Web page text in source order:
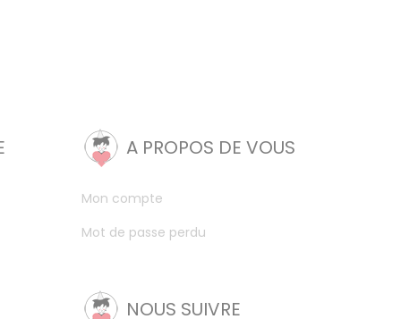
A PROPOS DE VOUS
Mon compte
Mot de passe perdu
NOUS SUIVRE